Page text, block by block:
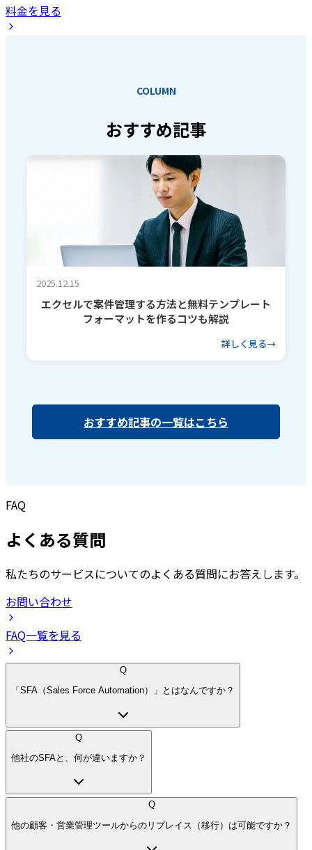
料金を見る
COLUMN
おすすめ記事
2025.12.15
エクセルで案件管理する方法と無料テンプレート
フォーマットを作るコツも解説
詳しく見る
おすすめ記事の一覧はこちら
FAQ
よくある質問
私たちのサービスについてのよくある質問にお答えします。
お問い合わせ
FAQ一覧を見る
Q
「SFA（Sales Force Automation）」とはなんですか？
Q
他社のSFAと、何が違いますか？
Q
他の顧客・営業管理ツールからのリプレイス（移行）は可能ですか？